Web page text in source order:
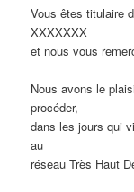
Vous êtes titulaire
XXXXXXX
et nous vous
Nous avons le
procéder,
dans les jours qui
au
réseau Très Haut